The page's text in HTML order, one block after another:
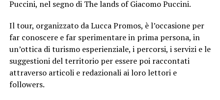
Puccini, nel segno di The lands of Giacomo Puccini.
Il tour, organizzato da Lucca Promos, è l’occasione per
far conoscere e far sperimentare in prima persona, in
un’ottica di turismo esperienziale, i percorsi, i servizi e le
suggestioni del territorio per essere poi raccontati
attraverso articoli e redazionali ai loro lettori e
followers.